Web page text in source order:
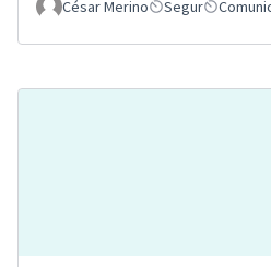
César Merino
Segur